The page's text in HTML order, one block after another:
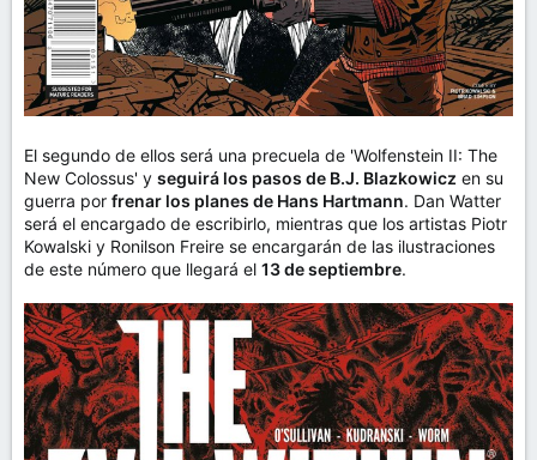
El segundo de ellos será una precuela de 'Wolfenstein II: The
New Colossus' y seguirá los pasos de B.J. Blazkowicz en su
guerra por frenar los planes de Hans Hartmann. Dan Watter
será el encargado de escribirlo, mientras que los artistas Piotr
Kowalski y Ronilson Freire se encargarán de las ilustraciones
de este número que llegará el 13 de septiembre.